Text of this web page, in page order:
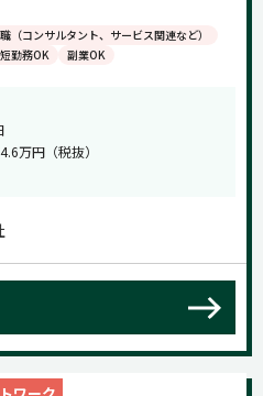
（コンサルタント、サービス関連など）
勤務OK 副業OK
万円（税抜）